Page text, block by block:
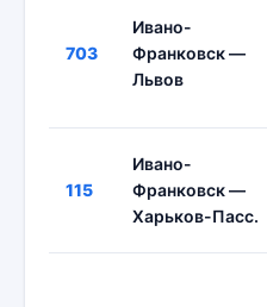
703
Ивано-
Франковск —
Львов
115
Ивано-
Франковск —
Харьков-Пасс.